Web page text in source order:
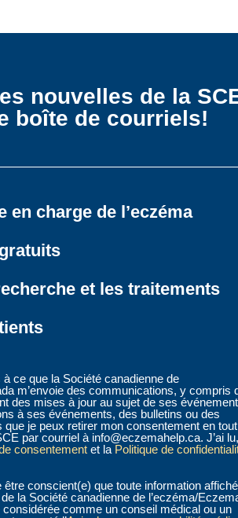
nouvelles de la
boîte de courriels!
charge de l’eczéma
et les traitements
ce que la Société canadienne de
m’envoie des communications, y compris
des mises à jour au sujet de ses
à ses événements, des bulletins ou des
je peux retirer mon consentement en tout
par courriel à info@eczemahelp.ca. J’ai lu,
consentement et la Politique de
conscient(e) que toute information
la Société canadienne de l’eczéma/
comme un conseil médical ou un